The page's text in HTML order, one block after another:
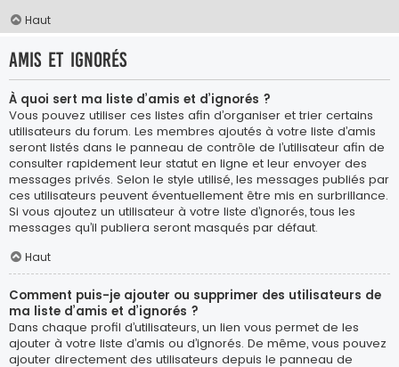
Haut
Amis et ignorés
À quoi sert ma liste d’amis et d’ignorés ?
Vous pouvez utiliser ces listes afin d’organiser et trier certains
utilisateurs du forum. Les membres ajoutés à votre liste d’amis
seront listés dans le panneau de contrôle de l’utilisateur afin de
consulter rapidement leur statut en ligne et leur envoyer des
messages privés. Selon le style utilisé, les messages publiés par
ces utilisateurs peuvent éventuellement être mis en surbrillance.
Si vous ajoutez un utilisateur à votre liste d’ignorés, tous les
messages qu’il publiera seront masqués par défaut.
Haut
Comment puis-je ajouter ou supprimer des utilisateurs de
ma liste d’amis et d’ignorés ?
Dans chaque profil d’utilisateurs, un lien vous permet de les
ajouter à votre liste d’amis ou d’ignorés. De même, vous pouvez
ajouter directement des utilisateurs depuis le panneau de